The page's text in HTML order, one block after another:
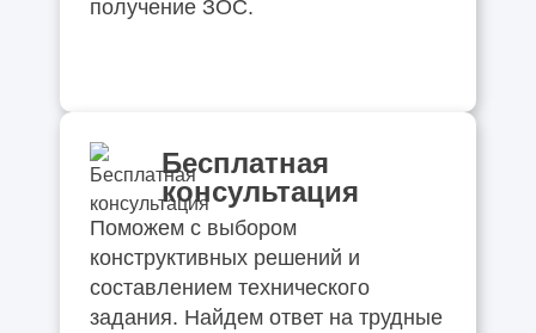
получение ЗОС.
Бесплатная
консультация
Поможем с выбором
конструктивных решений и
составлением технического
задания. Найдем ответ на трудные